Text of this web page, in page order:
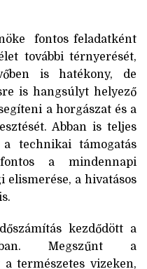
fontos feladatként
további térnyerését,
is hatékony, de
is hangsúlyt helyező
a horgászat és a
Abban is teljes
technikai támogatás
a mindennapi
elismerése, a hivatásos
kezdődött a
Megszűnt a
természetes vizeken,